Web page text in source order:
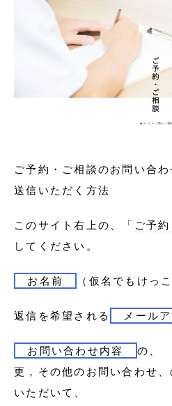
ご予約・ご相談のお問い合
送信いただく方法
このサイト右上の、「 ご予
してください。
お名前 （仮名でもけっ
返信を希望される メール
お問い合わせ内容
の、
更，その他のお問い合わせ
いただいて、